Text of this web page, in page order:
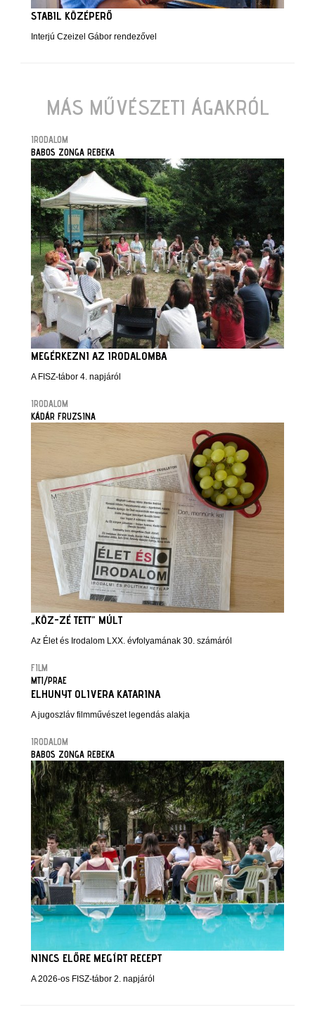
STABIL KÖZÉPERŐ
Interjú Czeizel Gábor rendezővel
MÁS MŰVÉSZETI ÁGAKRÓL
IRODALOM
BABOS ZONGA REBEKA
MEGÉRKEZNI AZ IRODALOMBA
A FISZ-tábor 4. napjáról
IRODALOM
KÁDÁR FRUZSINA
„KÖZ-ZÉ TETT” MÚLT
Az Élet és Irodalom LXX. évfolyamának 30. számáról
FILM
MTI/PRAE
ELHUNYT OLIVERA KATARINA
A jugoszláv filmművészet legendás alakja
IRODALOM
BABOS ZONGA REBEKA
NINCS ELŐRE MEGÍRT RECEPT
A 2026-os FISZ-tábor 2. napjáról